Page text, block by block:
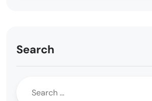
Search